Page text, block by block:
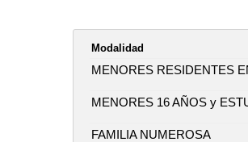
Modalidad
MENORES RESIDENTES
MENORES 16 AÑOS y
FAMILIA NUMEROSA